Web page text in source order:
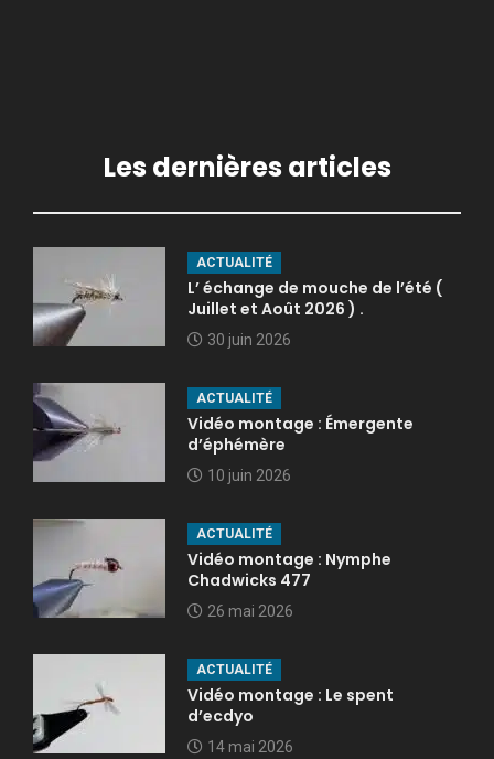
Les dernières articles
ACTUALITÉ
L’ échange de mouche de l’été (
Juillet et Août 2026 ) .
30 juin 2026
ACTUALITÉ
Vidéo montage : Émergente
d’éphémère
10 juin 2026
ACTUALITÉ
Vidéo montage : Nymphe
Chadwicks 477
26 mai 2026
ACTUALITÉ
Vidéo montage : Le spent
d’ecdyo
14 mai 2026